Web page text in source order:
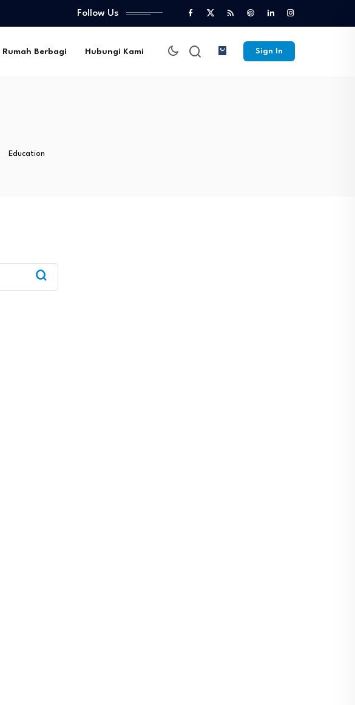
Follow Us
Rumah Berbagi Hubungi Kami Sign In
Education